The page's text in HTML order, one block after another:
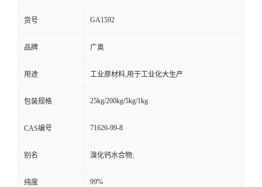
货号 GA1592
品牌 广奥
用途 工业原材料,用于工业化大生产
包装规格 25kg/200kg/5kg/1kg
CAS编号 71626-99-8
别名 溴化钙水合物;
纯度 99%